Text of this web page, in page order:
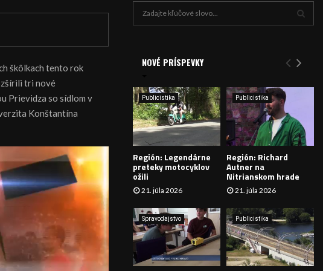
škôlkach tento rok
tri nové
Prievidza so sídlom v
Konštantína
e
:
Y
H
A
Á
V
A
N
NOVÉ PRÍSPEVKY
Publicistika
Región: Legendárne
preteky motocyklov
ožili
21. júla 2026
Publicistika
Región: Richard
Autner na
Nitrianskom hrade
21. júla 2026
Spravodajstvo Publicistika